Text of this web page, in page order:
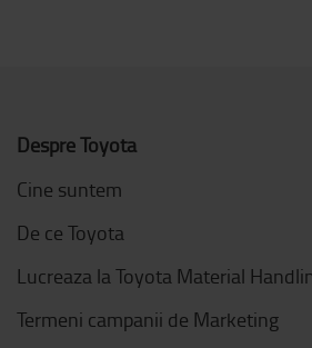
Despre Toyota
Cine suntem
De ce Toyota
Lucreaza la Toyota Material
Termeni campanii de Marketing